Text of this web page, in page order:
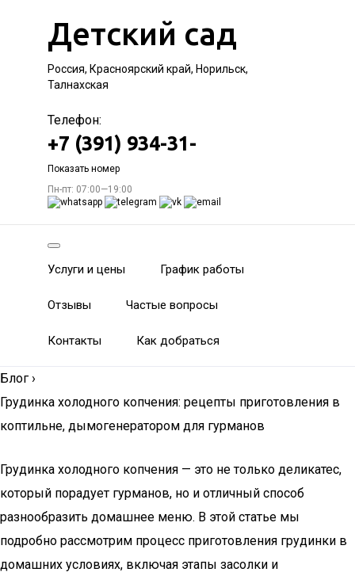
Детский сад
Россия, Красноярский край, Норильск,
Талнахская
Телефон:
+7 (391) 934-31-
Показать номер
Пн-пт: 07:00—19:00
Услуги и цены График работы
Отзывы Частые вопросы
Контакты Как добраться
Блог ›
Грудинка холодного копчения: рецепты приготовления в
коптильне, дымогенератором для гурманов
Грудинка холодного копчения — это не только деликатес,
который порадует гурманов, но и отличный способ
разнообразить домашнее меню. В этой статье мы
подробно рассмотрим процесс приготовления грудинки в
домашних условиях, включая этапы засолки и